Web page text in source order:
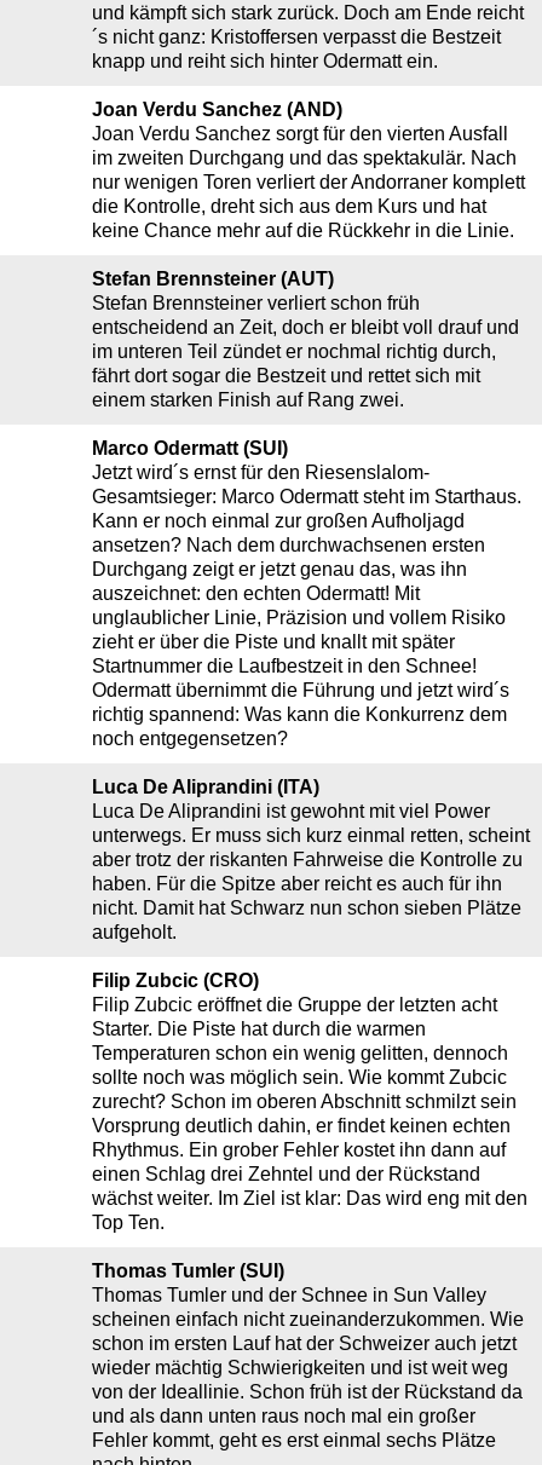
und kämpft sich stark zurück. Doch am Ende reicht
´s nicht ganz: Kristoffersen verpasst die Bestzeit
knapp und reiht sich hinter Odermatt ein.
Joan Verdu Sanchez (AND)
Joan Verdu Sanchez sorgt für den vierten Ausfall
im zweiten Durchgang und das spektakulär. Nach
nur wenigen Toren verliert der Andorraner komplett
die Kontrolle, dreht sich aus dem Kurs und hat
keine Chance mehr auf die Rückkehr in die Linie.
Stefan Brennsteiner (AUT)
Stefan Brennsteiner verliert schon früh
entscheidend an Zeit, doch er bleibt voll drauf und
im unteren Teil zündet er nochmal richtig durch,
fährt dort sogar die Bestzeit und rettet sich mit
einem starken Finish auf Rang zwei.
Marco Odermatt (SUI)
Jetzt wird´s ernst für den Riesenslalom-
Gesamtsieger: Marco Odermatt steht im Starthaus.
Kann er noch einmal zur großen Aufholjagd
ansetzen? Nach dem durchwachsenen ersten
Durchgang zeigt er jetzt genau das, was ihn
auszeichnet: den echten Odermatt! Mit
unglaublicher Linie, Präzision und vollem Risiko
zieht er über die Piste und knallt mit später
Startnummer die Laufbestzeit in den Schnee!
Odermatt übernimmt die Führung und jetzt wird´s
richtig spannend: Was kann die Konkurrenz dem
noch entgegensetzen?
Luca De Aliprandini (ITA)
Luca De Aliprandini ist gewohnt mit viel Power
unterwegs. Er muss sich kurz einmal retten, scheint
aber trotz der riskanten Fahrweise die Kontrolle zu
haben. Für die Spitze aber reicht es auch für ihn
nicht. Damit hat Schwarz nun schon sieben Plätze
aufgeholt.
Filip Zubcic (CRO)
Filip Zubcic eröffnet die Gruppe der letzten acht
Starter. Die Piste hat durch die warmen
Temperaturen schon ein wenig gelitten, dennoch
sollte noch was möglich sein. Wie kommt Zubcic
zurecht? Schon im oberen Abschnitt schmilzt sein
Vorsprung deutlich dahin, er findet keinen echten
Rhythmus. Ein grober Fehler kostet ihn dann auf
einen Schlag drei Zehntel und der Rückstand
wächst weiter. Im Ziel ist klar: Das wird eng mit den
Top Ten.
Thomas Tumler (SUI)
Thomas Tumler und der Schnee in Sun Valley
scheinen einfach nicht zueinanderzukommen. Wie
schon im ersten Lauf hat der Schweizer auch jetzt
wieder mächtig Schwierigkeiten und ist weit weg
von der Ideallinie. Schon früh ist der Rückstand da
und als dann unten raus noch mal ein großer
Fehler kommt, geht es erst einmal sechs Plätze